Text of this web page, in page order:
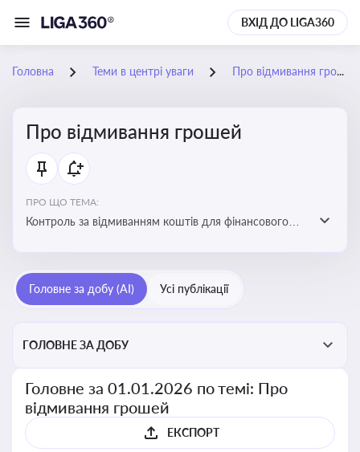
ВХІД ДО LIGA360
Головна Теми в центрі уваги Про відмивання грошей
Про відмивання грошей
ПРО ЩО ТЕМА:
Контроль за відмиванням коштів для фінансового
сплати податків. Вбудовування AML у договори та
Головне за добу (AI) Усі публікації
ГОЛОВНЕ ЗА ДОБУ
Головне за 01.01.2026 по темі: Про
відмивання грошей
ЕКСПОРТ